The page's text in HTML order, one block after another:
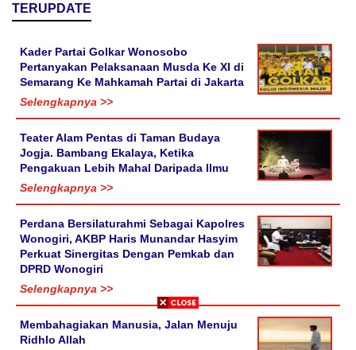
TERUPDATE
Kader Partai Golkar Wonosobo
Pertanyakan Pelaksanaan Musda Ke XI di
Semarang Ke Mahkamah Partai di Jakarta
Selengkapnya >>
Teater Alam Pentas di Taman Budaya
Jogja. Bambang Ekalaya, Ketika
Pengakuan Lebih Mahal Daripada Ilmu
Selengkapnya >>
Perdana Bersilaturahmi Sebagai Kapolres
Wonogiri, AKBP Haris Munandar Hasyim
Perkuat Sinergitas Dengan Pemkab dan
DPRD Wonogiri
Selengkapnya >>
Membahagiakan Manusia, Jalan Menuju
Ridhlo Allah